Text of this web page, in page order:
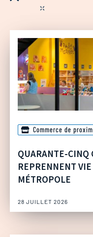
Commerce de
QUARANTE-CINQ
REPRENNENT
MÉTROPOLE
28 JUILLET 2026